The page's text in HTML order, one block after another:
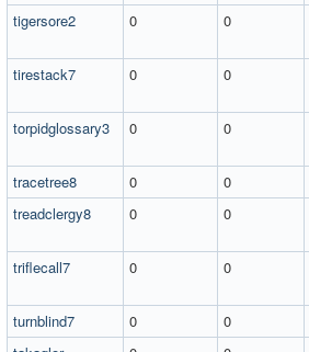
tigersore2
0 0
tirestack7
0 0
torpidglossary3
0 0
tracetree8
0 0
treadclergy8
0 0
triflecall7
0 0
turnblind7
0 0